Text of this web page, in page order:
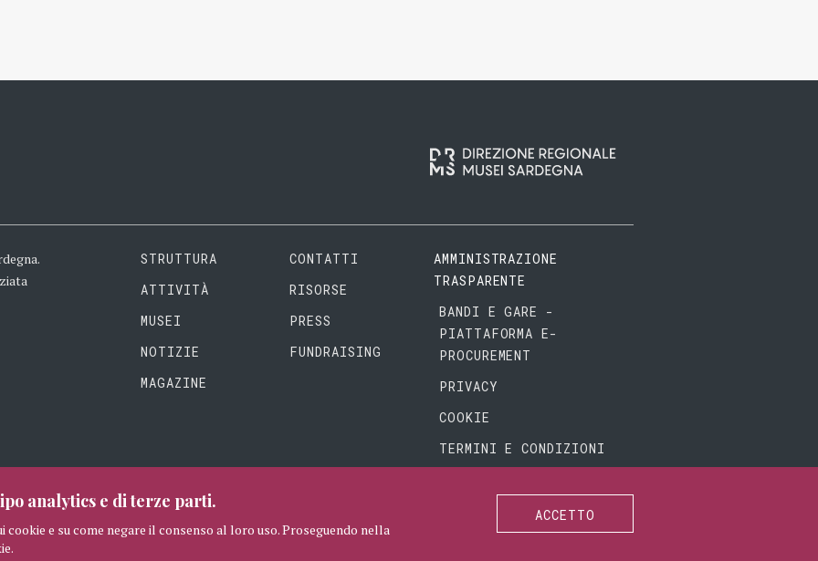
STRUTTURA
ATTIVITÀ
MUSEI
NOTIZIE
MAGAZINE
CONTATTI
RISORSE
PRESS
FUNDRAISING
AMMINISTRAZIONE
TRASPARENTE
BANDI E GARE -
PIATTAFORMA E-
PROCUREMENT
PRIVACY
COOKIE
TERMINI E CONDIZIONI
analytics e di terze parti.
cookie e su come negare il consenso al loro uso. Proseguendo nella
ACCETTO